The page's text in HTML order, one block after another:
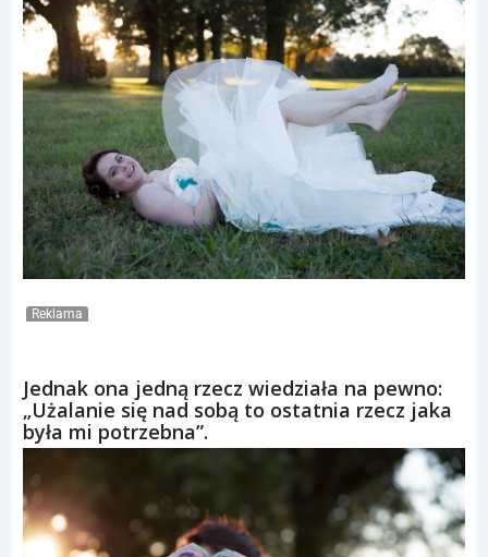
Reklama
Jednak ona jedną rzecz wiedziała na pewno:
„Użalanie się nad sobą to ostatnia rzecz jaka
była mi potrzebna”.